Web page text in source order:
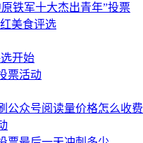
铁军十大杰出青年”投票
美食评选
开始
票活动
公众号阅读量价格怎么收费